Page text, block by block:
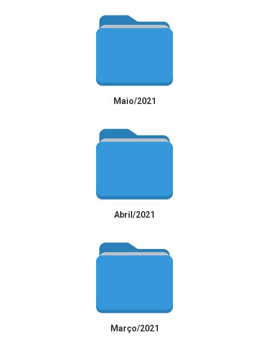
Maio/2021
Abril/2021
Março/2021